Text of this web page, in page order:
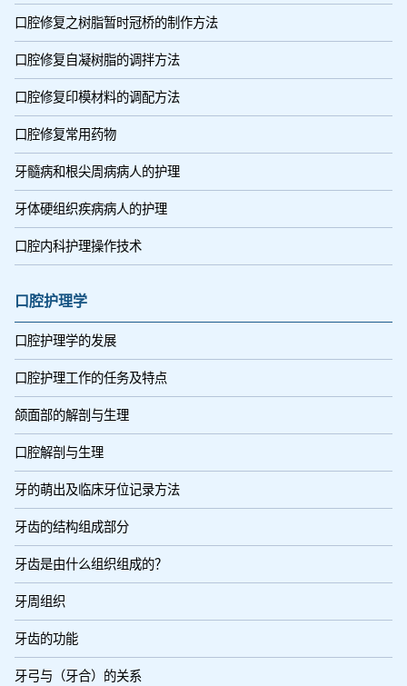
口腔修复之树脂暂时冠桥的制作方法
口腔修复自凝树脂的调拌方法
口腔修复印模材料的调配方法
口腔修复常用药物
牙髓病和根尖周病病人的护理
牙体硬组织疾病病人的护理
口腔内科护理操作技术
口腔护理学
口腔护理学的发展
口腔护理工作的任务及特点
颌面部的解剖与生理
口腔解剖与生理
牙的萌出及临床牙位记录方法
牙齿的结构组成部分
牙齿是由什么组织组成的？
牙周组织
牙齿的功能
牙弓与（牙合）的关系